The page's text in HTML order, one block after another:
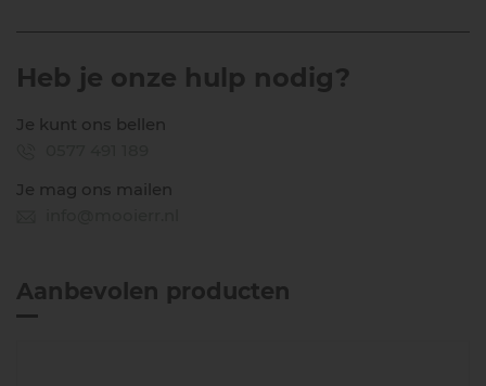
Heb je onze hulp nodig?
Je kunt ons bellen
Je mag ons mailen
Aanbevolen producten